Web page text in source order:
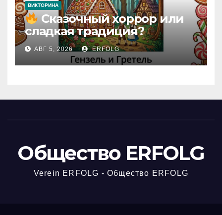
ВИКТОРИНА
Сказочный хоррор или
сладкая традиция?
Открываем секреты
вчерашней викторины!
АВГ 5, 2026 ERFOLG
Общество ERFOLG
Verein ERFOLG - Общество ERFOLG